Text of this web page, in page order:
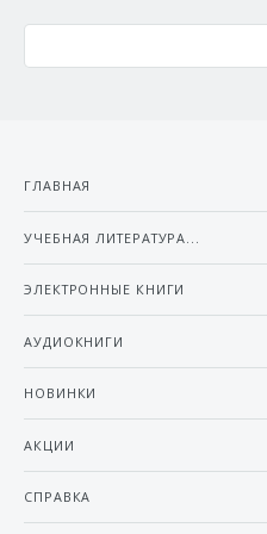
ГЛАВНАЯ
УЧЕБНАЯ ЛИТЕРАТУРА...
ЭЛЕКТРОННЫЕ КНИГИ
АУДИОКНИГИ
НОВИНКИ
АКЦИИ
СПРАВКА